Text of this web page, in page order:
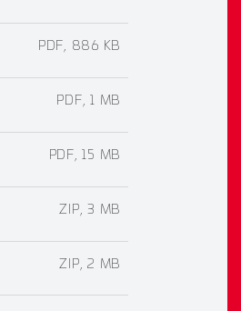
PDF, 886 KB
PDF, 1 MB
PDF, 15 MB
ZIP, 3 MB
ZIP, 2 MB